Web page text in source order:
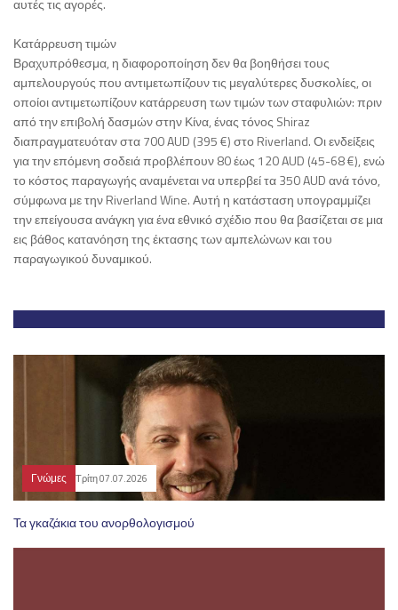
αυτές τις αγορές.
Κατάρρευση τιμών
Βραχυπρόθεσμα, η διαφοροποίηση δεν θα βοηθήσει τους
αμπελουργούς που αντιμετωπίζουν τις μεγαλύτερες δυσκολίες, οι
οποίοι αντιμετωπίζουν κατάρρευση των τιμών των σταφυλιών: πριν
από την επιβολή δασμών στην Κίνα, ένας τόνος Shiraz
διαπραγματευόταν στα 700 AUD (395 €) στο Riverland. Οι ενδείξεις
για την επόμενη σοδειά προβλέπουν 80 έως 120 AUD (45-68 €), ενώ
το κόστος παραγωγής αναμένεται να υπερβεί τα 350 AUD ανά τόνο,
σύμφωνα με την Riverland Wine. Αυτή η κατάσταση υπογραμμίζει
την επείγουσα ανάγκη για ένα εθνικό σχέδιο που θα βασίζεται σε μια
εις βάθος κατανόηση της έκτασης των αμπελώνων και του
παραγωγικού δυναμικού.
Γνώμες Τρίτη 07.07.2026
Τα γκαζάκια του ανορθολογισμού